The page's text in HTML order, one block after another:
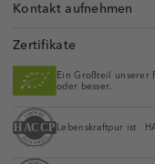
Kontakt aufnehmen
Zertifikate
Ein Großteil
oder besser.
Lebenskraftpur ist